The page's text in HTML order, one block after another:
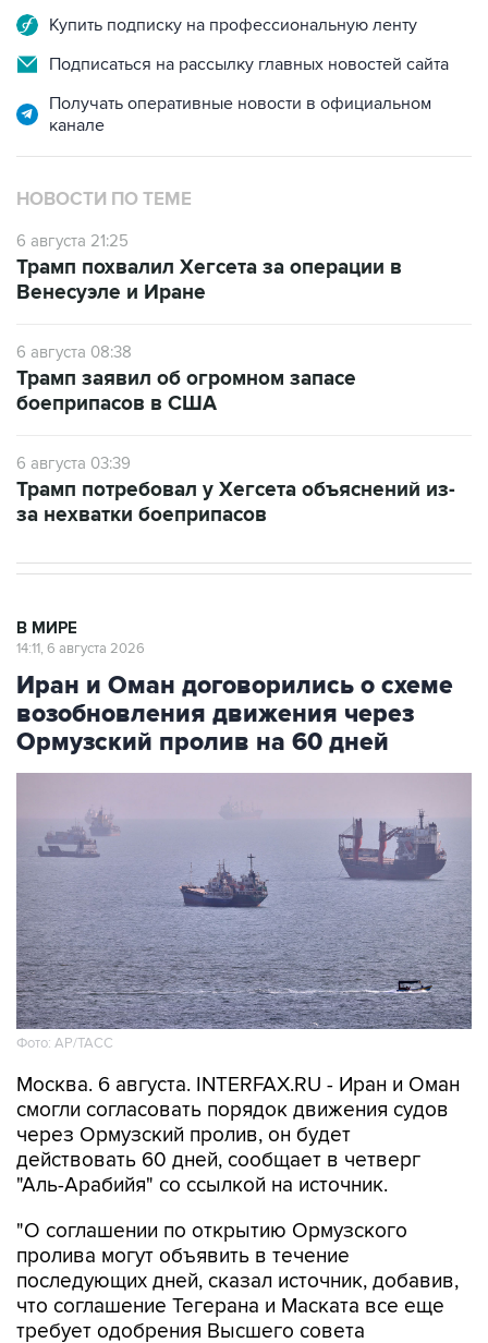
Купить подписку на профессиональную ленту
Подписаться на рассылку главных новостей сайта
Получать оперативные новости в официальном
канале
НОВОСТИ ПО ТЕМЕ
6 августа 21:25
Трамп похвалил Хегсета за операции в
Венесуэле и Иране
6 августа 08:38
Трамп заявил об огромном запасе
боеприпасов в США
6 августа 03:39
Трамп потребовал у Хегсета объяснений из-
за нехватки боеприпасов
В МИРЕ
14:11, 6 августа 2026
Иран и Оман договорились о схеме
возобновления движения через
Ормузский пролив на 60 дней
Фото: AP/ТАСС
Москва. 6 августа. INTERFAX.RU - Иран и Оман
смогли согласовать порядок движения судов
через Ормузский пролив, он будет
действовать 60 дней, сообщает в четверг
"Аль-Арабийя" со ссылкой на источник.
"О соглашении по открытию Ормузского
пролива могут объявить в течение
последующих дней, сказал источник, добавив,
что соглашение Тегерана и Маската все еще
требует одобрения Высшего совета